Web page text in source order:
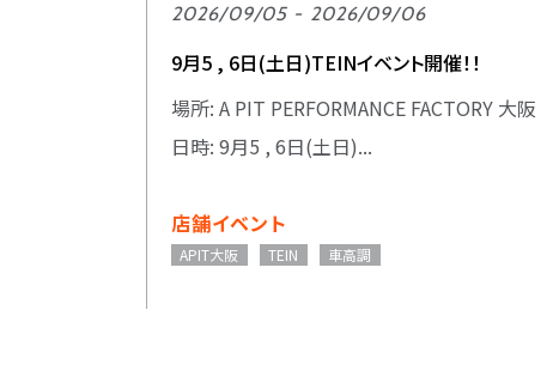
2026/09/05 - 2026/09/06
9月5 , 6日(土日)TEINイベント開催！！
場所: A PIT PERFORMANCE FACTORY 大阪
日時: 9月5 , 6日(土日)...
店舗イベント
APIT大阪 TEIN 車高調